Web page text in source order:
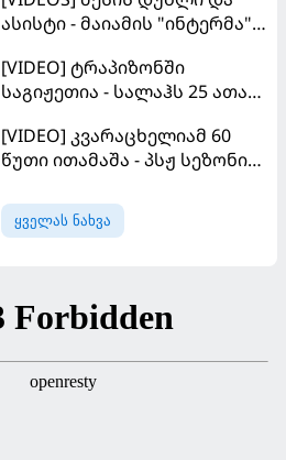
ასისტი - მაიამის "ინტერმა"
[VIDEO] ტრაპიზონში
საგიჟეთია - სალაჰს 25 ათასი
[VIDEO] კვარაცხელიამ 60
წუთი ითამაშა - პსჟ სეზონის
"მალიორკასთან"
დამარცხდა
ყველას ნახვა